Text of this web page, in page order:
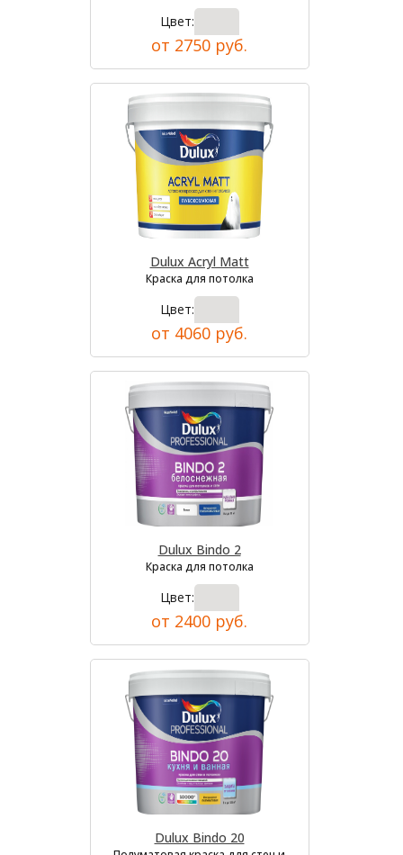
Цвет:
от 2750 руб.
Dulux Acryl Matt
Краска для потолка
Цвет:
от 4060 руб.
Dulux Bindo 2
Краска для потолка
Цвет:
от 2400 руб.
Dulux Bindo 20